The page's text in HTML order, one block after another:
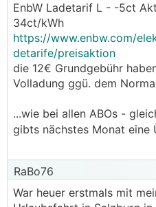
EnbW Ladetarif L - -5ct
34ct/kWh
https://www.enbw.com/
detarife/preisaktion
die 12€ Grundgebühr
Volladung ggü. dem
...wie bei allen ABOs -
gibts nächstes Monat eine
RaBo76
War heuer erstmals mit